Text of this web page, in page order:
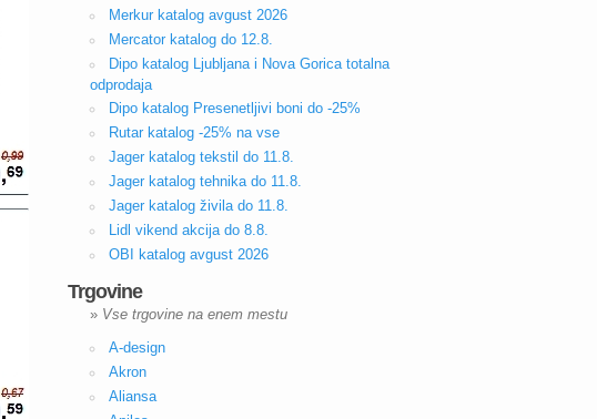
Merkur katalog avgust 2026
Mercator katalog do 12.8.
Dipo katalog Ljubljana i Nova Gorica totalna
odprodaja
Dipo katalog Presenetljivi boni do -25%
Rutar katalog -25% na vse
Jager katalog tekstil do 11.8.
Jager katalog tehnika do 11.8.
Jager katalog živila do 11.8.
Lidl vikend akcija do 8.8.
OBI katalog avgust 2026
Trgovine
» Vse trgovine na enem mestu
A-design
Akron
Aliansa